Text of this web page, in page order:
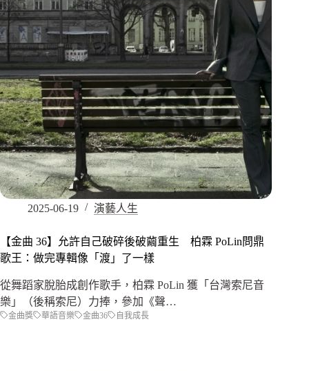
2025-06-19 演藝人生
【金曲 36】允許自己破碎後破繭重生 柏霖 PoLin問鼎
歌王：做完專輯像「渡」了一樣
從舞蹈家脫胎成創作歌手，柏霖 PoLin 獲「台灣索尼音
樂」（後稱索尼）力捧，參加《聲…
金曲獎 華語音樂 金曲36 自我成長